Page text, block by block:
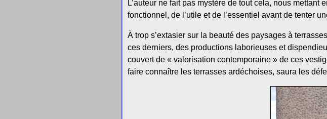
L’auteur ne fait pas mystère de tout cela, nous
fonctionnel, de l’utile et de l’essentiel avant de tenter
À trop s’extasier sur la beauté des paysages à
ces derniers, des productions laborieuses et
couvert de « valorisation contemporaine » de ces
faire connaître les terrasses ardéchoises, saura les